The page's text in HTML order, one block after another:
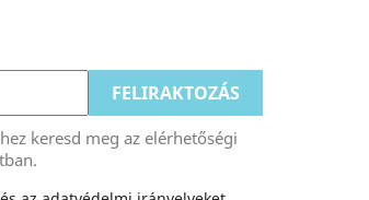
keresd meg az elérhetőségi